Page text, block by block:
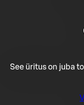
See üritus on juba